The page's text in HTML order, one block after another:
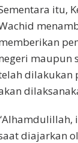
itu,
maupun
dilakukan
diajarkan